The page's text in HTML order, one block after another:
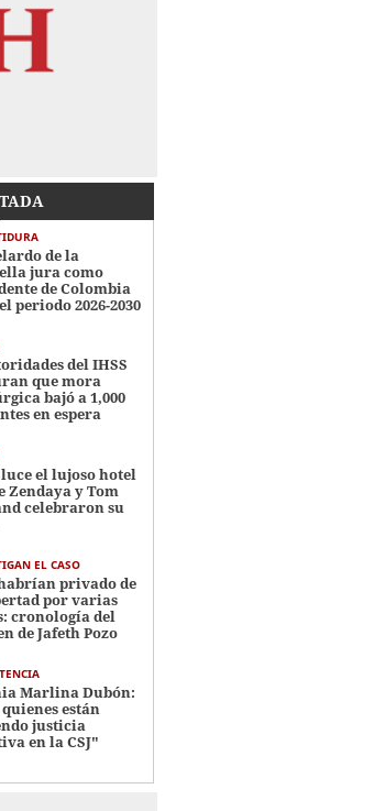
de la
jura como
de Colombia
periodo 2026-2030
del IHSS
que mora
bajó a 1,000
en espera
el lujoso hotel
Zendaya y Tom
celebraron su
EL CASO
privado de
por varias
cronología del
de Jafeth Pozo
Marlina Dubón:
están
justicia
en la CSJ"